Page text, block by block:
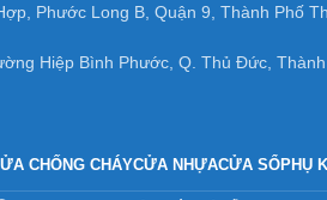
Phước Long B, Quận 9, Thành Phố
Hiệp Bình Phước, Q. Thủ Đức,
CHỐNG CHÁYCỬA NHỰACỬA SỔPHỤ